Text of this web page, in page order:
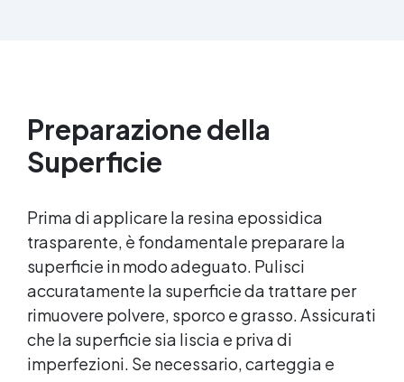
Preparazione della
Superficie
Prima di applicare la resina epossidica
trasparente, è fondamentale preparare la
superficie in modo adeguato. Pulisci
accuratamente la superficie da trattare per
rimuovere polvere, sporco e grasso. Assicurati
che la superficie sia liscia e priva di
imperfezioni. Se necessario, carteggia e